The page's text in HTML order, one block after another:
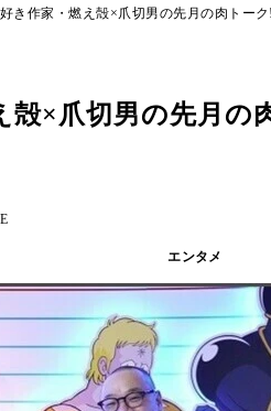
好き作家・燃え殻×爪切男の先月の肉トー
殻×爪切男の先月
エンタメ